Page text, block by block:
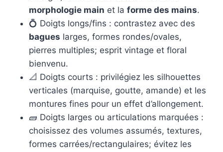
morphologie main et la forme des mains.
💍 Doigts longs/fins : contrastez avec des
bagues larges, formes rondes/ovales,
pierres multiples; esprit vintage et floral
bienvenu.
📐 Doigts courts : privilégiez les silhouettes
verticales (marquise, goutte, amande) et les
montures fines pour un effet d’allongement.
🧱 Doigts larges ou articulations marquées :
choisissez des volumes assumés, textures,
formes carrées/rectangulaires; évitez les